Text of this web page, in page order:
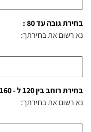
בחירת גובה עד 80 :
נא רשום את בחירתך:
בחירת רוחב בין 120 ל - 160 :
נא רשום את בחירתך: